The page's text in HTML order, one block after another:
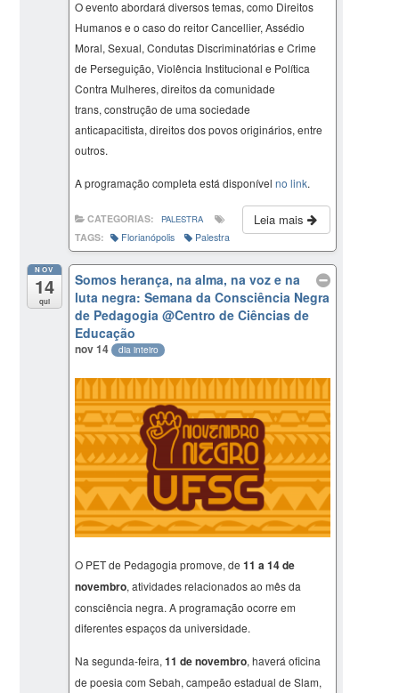
O evento abordará diversos temas, como Direitos
Humanos e o caso do reitor Cancellier, Assédio
Moral, Sexual, Condutas Discriminatórias e Crime
de Perseguição, Violência Institucional e Política
Contra Mulheres, direitos da comunidade
trans, construção de uma sociedade
anticapacitista, direitos dos povos originários, entre
outros.
A programação completa está disponívelno link.
Leia mais
CATEGORIAS: PALESTRA
TAGS: Florianópolis Palestra
NOV
14
qui
Somos herança, na alma, na voz e na
luta negra: Semana da Consciência Negra
de Pedagogia@Centro de Ciências de
Educação
nov 14 dia inteiro
O PET de Pedagogia promove, de11 a 14 de
novembro, atividades relacionados ao mês da
consciência negra. A programação ocorre em
diferentes espaços da universidade.
Na segunda-feira, 11 de novembro, haverá oficina
de poesia com Sebah, campeão estadual de Slam,